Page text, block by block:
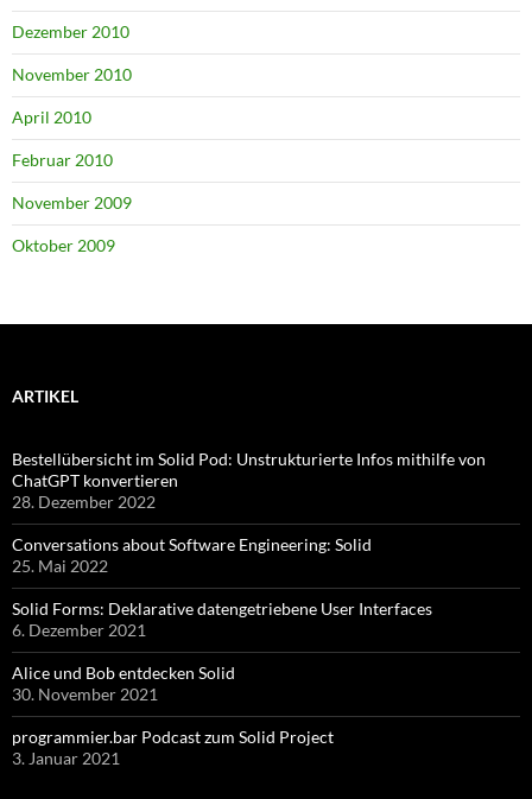
Dezember 2010
November 2010
April 2010
Februar 2010
November 2009
Oktober 2009
ARTIKEL
Bestellübersicht im Solid Pod: Unstrukturierte Infos mithilfe von
ChatGPT konvertieren
28. Dezember 2022
Conversations about Software Engineering: Solid
25. Mai 2022
Solid Forms: Deklarative datengetriebene User Interfaces
6. Dezember 2021
Alice und Bob entdecken Solid
30. November 2021
programmier.bar Podcast zum Solid Project
3. Januar 2021